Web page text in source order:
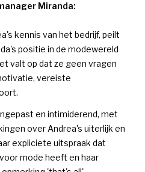
Miranda:
kennis van het bedrijf, peilt
positie in de modewereld
valt op dat ze geen vragen
vereiste
en intimiderend, met
over Andrea's uiterlijk en
expliciete uitspraak dat
mode heeft en haar